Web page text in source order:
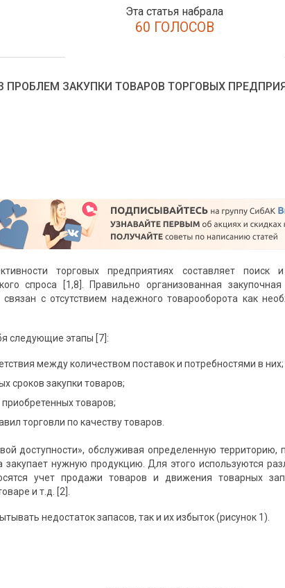
Эта статья набрала
60 ГОЛОСОВ
ЗАКУПКИ ТОВАРОВ ТОРГОВЫХ
торговых предприятиях составляет
спроса [1,8]. Правильно организованная
с отсутствием надежного товарооборота как
следующие этапы [7]:
между количеством поставок и потребностями в них;
сроков закупки товаров;
товаров;
торговли по качеству товаров.
доступности», обслуживая определенную территорию,
закупает нужную продукцию. Для этого используются
учет продажи товаров и движения товарных
и т.д. [2].
недостаток запасов, так и их избыток (рисунок 1).